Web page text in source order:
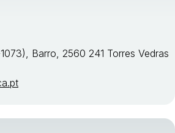
Barro, 2560 241 Torres Vedras